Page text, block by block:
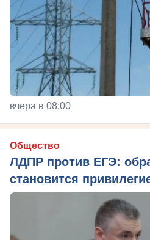
вчера в 08:00
Общество
ЛДПР против ЕГЭ:
становится